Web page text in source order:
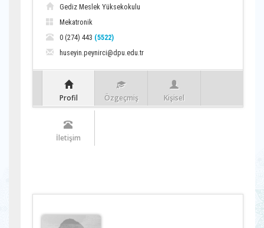
Gediz Meslek Yüksekokulu
Mekatronik
0 (274) 443 (5522)
huseyin.peynirci@dpu.edu.tr
Profil Özgeçmiş Kişisel
İletişim